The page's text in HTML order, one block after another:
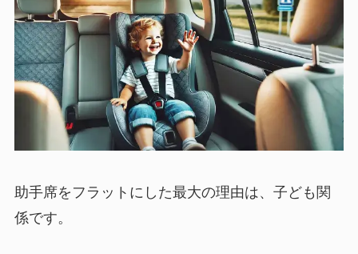
助手席をフラットにした最大の理由は、子ども関
係です。